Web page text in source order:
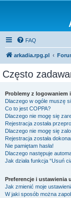
FAQ
arkadia.rpg.pl
Często
Problemy z logowaniem
Dlaczego w ogóle muszę
Co to jest COPPA?
Dlaczego nie mogę się
Rejestracja została
Dlaczego nie mogę się
Rejestracja została
Nie pamiętam hasła!
Dlaczego następuje
Jak działa funkcja “Usuń
Preferencje i ustawienia
Jak zmienić moje
W jaki sposób można